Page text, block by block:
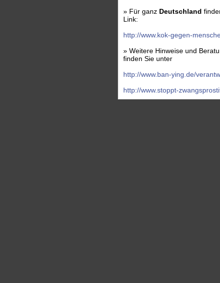
» Für ganz Deutschland
Link:
http://www.kok-gegen-
» Weitere Hinweise und
finden Sie unter
http://www.ban-ying.de/
http://www.stoppt-